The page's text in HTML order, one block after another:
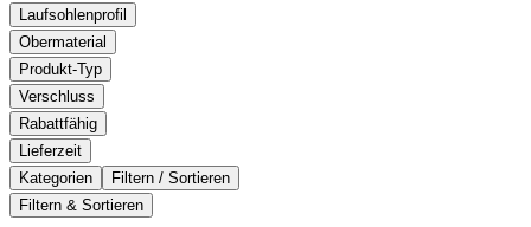
Laufsohlenprofil
Obermaterial
Produkt-Typ
Verschluss
Rabattfähig
Lieferzeit
Kategorien
Filtern / Sortieren
Filtern & Sortieren